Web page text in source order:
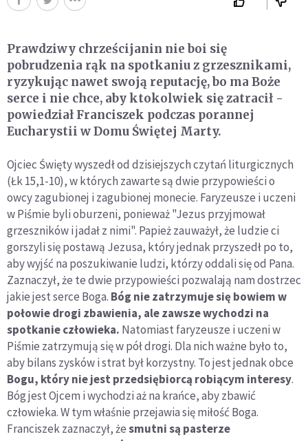
Prawdziwy chrześcijanin nie boi się
pobrudzenia rąk na spotkaniu z grzesznikami,
ryzykując nawet swoją reputację, bo ma Boże
serce i nie chce, aby ktokolwiek się zatracił -
powiedział Franciszek podczas porannej
Eucharystii w Domu Świętej Marty.
Ojciec Święty wyszedł od dzisiejszych czytań liturgicznych
(Łk 15,1-10), w których zawarte są dwie przypowieści o
owcy zagubionej i zagubionej monecie. Faryzeusze i uczeni
w Piśmie byli oburzeni, ponieważ "Jezus przyjmował
grzeszników i jadał z nimi". Papież zauważył, że ludzie ci
gorszyli się postawą Jezusa, który jednak przyszedł po to,
aby wyjść na poszukiwanie ludzi, którzy oddali się od Pana.
Zaznaczył, że te dwie przypowieści pozwalają nam dostrzec
jakie jest serce Boga. Bóg nie zatrzymuje się bowiem w
połowie drogi zbawienia, ale zawsze wychodzi na
spotkanie człowieka. Natomiast faryzeusze i uczeni w
Piśmie zatrzymują się w pół drogi. Dla nich ważne było to,
aby bilans zysków i strat był korzystny. To jest jednak obce
Bogu, który nie jest przedsiębiorcą robiącym interesy.
Bóg jest Ojcem i wychodzi aż na krańce, aby zbawić
człowieka. W tym właśnie przejawia się miłość Boga.
Franciszek zaznaczył, żesmutni są pasterze